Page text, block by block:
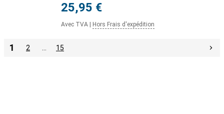
25,95 €
Avec TVA Hors Frais d'expédition
1 2 15